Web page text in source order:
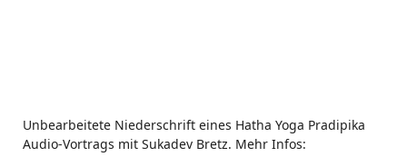
Unbearbeitete Niederschrift eines Hatha Yoga Pradipika
Audio-Vortrags mit Sukadev Bretz. Mehr Infos: